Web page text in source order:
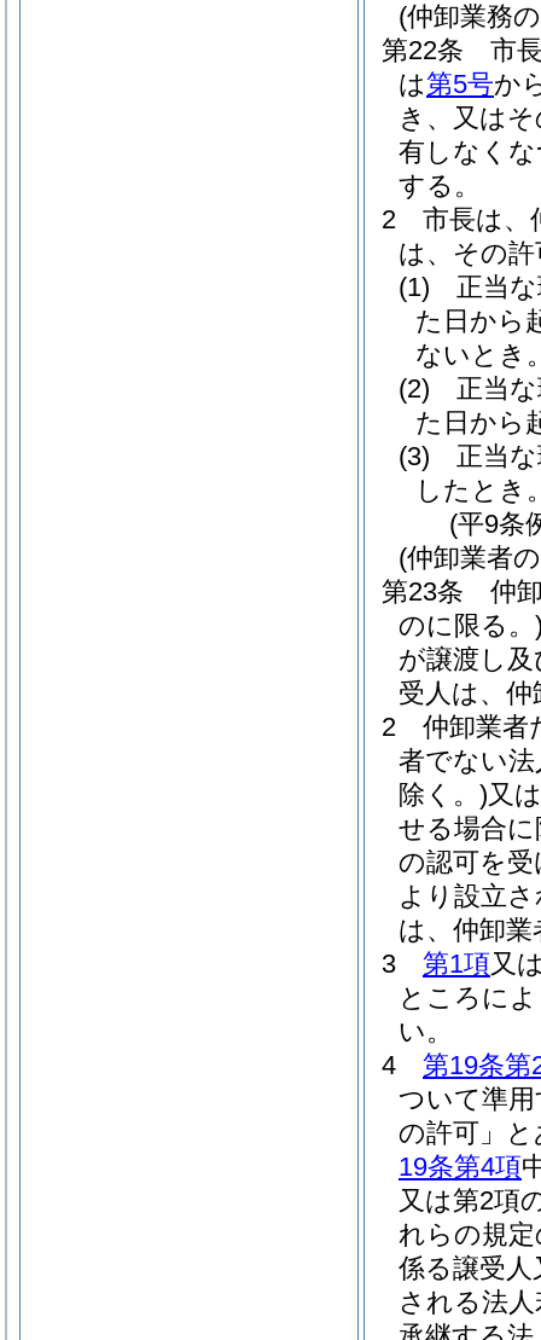
(仲卸業務
第22条
市
は第5号か
き、又は
有しなく
する。
2
市長は、
は、その
(1)
正当
た日から
ないとき
(2)
正当
た日から
(3)
正当
したとき
(平9条
(仲卸業者
第23条
仲
のに限る。
が譲渡し
受人は、
2
仲卸業者
者でない
除く。)又
せる場合
の認可を
より設立
は、仲卸
3
第1項又
ところに
い。
4
第19条第
ついて準
の許可」
19条第4項
又は第2項
れらの規
係る譲受
される法